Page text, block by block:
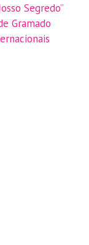
Segredo”
Gramado